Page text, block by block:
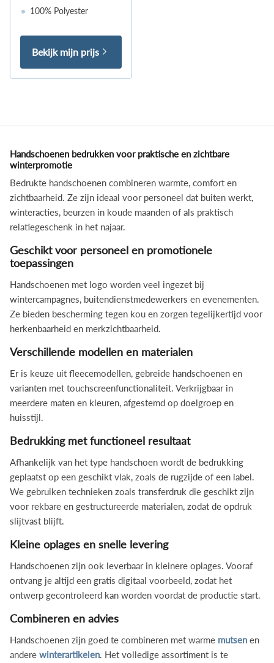
100% Polyester
Bekijk mijn prijs
Handschoenen bedrukken voor praktische en zichtbare
winterpromotie
Bedrukte handschoenen combineren warmte, comfort en
zichtbaarheid. Ze zijn ideaal voor personeel dat buiten werkt,
winteracties, beurzen in koude maanden of als praktisch
relatiegeschenk in het najaar.
Geschikt voor personeel en promotionele
toepassingen
Handschoenen met logo worden veel ingezet bij
wintercampagnes, buitendienstmedewerkers en evenementen.
Ze bieden bescherming tegen kou en zorgen tegelijkertijd voor
herkenbaarheid en merkzichtbaarheid.
Verschillende modellen en materialen
Er is keuze uit fleecemodellen, gebreide handschoenen en
varianten met touchscreenfunctionaliteit. Verkrijgbaar in
meerdere maten en kleuren, afgestemd op doelgroep en
huisstijl.
Bedrukking met functioneel resultaat
Afhankelijk van het type handschoen wordt de bedrukking
geplaatst op een geschikt vlak, zoals de rugzijde of een label.
We gebruiken technieken zoals transferdruk die geschikt zijn
voor rekbare en gestructureerde materialen, zodat de opdruk
slijtvast blijft.
Kleine oplages en snelle levering
Handschoenen zijn ook leverbaar in kleinere oplages. Vooraf
ontvang je altijd een gratis digitaal voorbeeld, zodat het
ontwerp gecontroleerd kan worden voordat de productie start.
Combineren en advies
Handschoenen zijn goed te combineren met warme mutsen en
andere winterartikelen. Het volledige assortiment is te